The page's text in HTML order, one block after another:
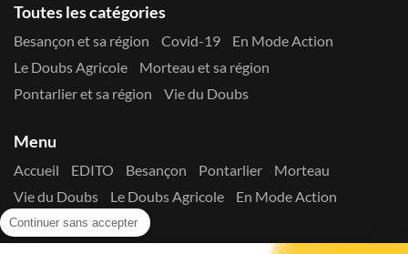
Continuer sans accepter
Toutes les catégories
Besançon et sa région Covid-19
En Mode Action
Le Doubs Agricole
Morteau et sa région
Pontarlier et sa région
Vie du Doubs
Menu
Accueil EDITO Besançon Pontarlier
Morteau
Vie du Doubs
Le Doubs Agricole
En Mode Action
Contactez-nous !